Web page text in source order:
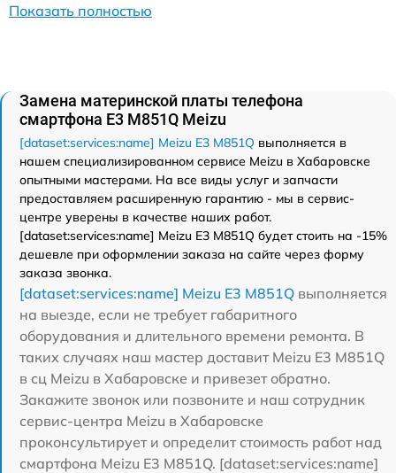
Показать полностью
Замена материнской платы телефона
смартфона E3 M851Q Meizu
[dataset:services:name] Meizu E3 M851Q выполняется в
нашем специализированном сервисе Meizu в Хабаровске
опытными мастерами. На все виды услуг и запчасти
предоставляем расширенную гарантию - мы в сервис-
центре уверены в качестве наших работ.
[dataset:services:name] Meizu E3 M851Q будет стоить на -15%
дешевле при оформлении заказа на сайте через форму
заказа звонка.
[dataset:services:name] Meizu E3 M851Q выполняется
на выезде, если не требует габаритного
оборудования и длительного времени ремонта. В
таких случаях наш мастер доставит Meizu E3 M851Q
в сц Meizu в Хабаровске и привезет обратно.
Закажите звонок или позвоните и наш сотрудник
сервис-центра Meizu в Хабаровске
проконсультирует и определит стоимость работ над
смартфона Meizu E3 M851Q. [dataset:services:name]